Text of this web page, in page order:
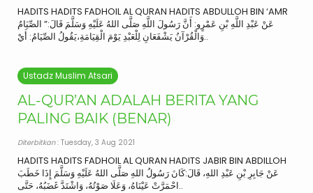
HADITS HADITS FADHOIL AL QURAN HADITS ABDULLOH BIN ‘AMR
عَنْ عَبْدِ اللَّهِ بْنِ عَمْرٍو: أَنَّ رَسُولَ اللَّهِ صَلَّى اللهُ عَلَيْهِ وَسَلَّمَ قَالَ:” الصِّيَامُ
وَالْقُرْآنُ يَشْفَعَانِ لِلْعَبْدِ يَوْمَ الْقِيَامَةِ،يَقُولُ الصِّيَامُ: أَيْ..
Ustadz Muslim Atsari
AL-QUR’AN ADALAH BERITA YANG
PALING BAIK (BENAR)
Diterbitkan: Tuesday, 3 Aug 2021
HADITS HADITS FADHOIL AL QURAN HADITS JABIR BIN ABDILLOH
عَنْ جَابِرِ بْنِ عَبْدِ اللهِ، قَالَ:كَانَ رَسُولُ اللهِ صَلَّى اللهُ عَلَيْهِ وَسَلَّمَ إِذَا خَطَبَ
احْمَرَّتْ عَيْنَاهُ، وَعَلَا صَوْتُهُ، وَاشْتَدَّ غَضَبُهُ، حَتَّى..